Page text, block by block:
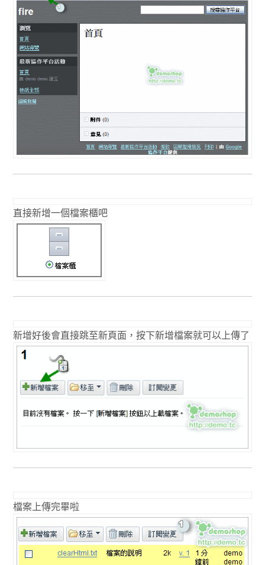
直接新增一個檔案櫃吧
新增好後會直接跳至新頁面，按下新增檔案就可以上傳了
檔案上傳完畢啦